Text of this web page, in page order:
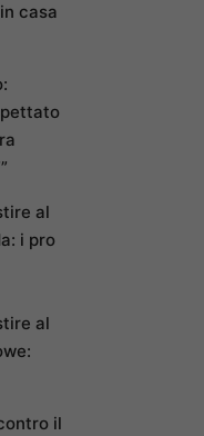
casa
al
i pro
al
il